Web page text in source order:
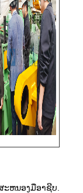
ະຫນອງມືອາຊີບ.